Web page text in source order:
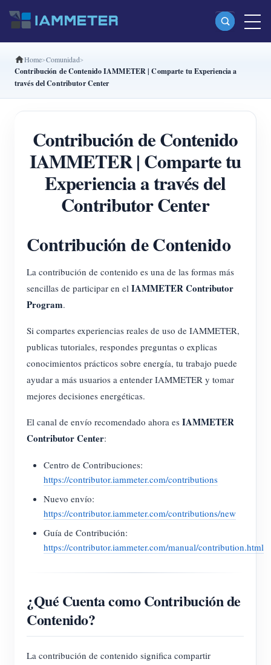
Productos
Medidor Wi-Fi bifásico (WEM2067)
Medidor Wi-Fi trifásico (WEM3080T)
Medidor Wi-Fi trifásico (WEM3046T)
Medidor Wi-Fi trifásico (WEM3050T)
Controlador de potencia WiFi
Servicio self-hosting
Cargador EV
Sistema de previsión y simulación energética
Aplicaciones
Monitor de energía para sistemas FV
Monitor de consumo eléctrico
Sistema de control para calentador FV
Automatización del hogar
Monitoreo energético de fábrica
Tienda
Recursos
Inicio rápido
Documentación
FAQ
Noticias
Programa de contribuidores
Centro de contribuidores
Actividades IAMMETER
Ranking FV
Soluciones
Contacto
Sobre nosotros
Home Comunidad
Contribución de Contenido IAMMETER | Comparte tu Experiencia a
través del Contributor Center
Contribución de Contenido
IAMMETER | Comparte tu
Experiencia a través del
Contributor Center
Contribución de Contenido
La contribución de contenido es una de las formas más
sencillas de participar en el IAMMETER Contributor
Program.
Si compartes experiencias reales de uso de IAMMETER,
publicas tutoriales, respondes preguntas o explicas
conocimientos prácticos sobre energía, tu trabajo puede
ayudar a más usuarios a entender IAMMETER y tomar
mejores decisiones energéticas.
El canal de envío recomendado ahora es IAMMETER
Contributor Center:
Centro de Contribuciones:
https://contributor.iammeter.com/contributions
Nuevo envío:
https://contributor.iammeter.com/contributions/new
Guía de Contribución:
https://contributor.iammeter.com/manual/contribution.html
¿Qué Cuenta como Contribución de
Contenido?
La contribución de contenido significa compartir